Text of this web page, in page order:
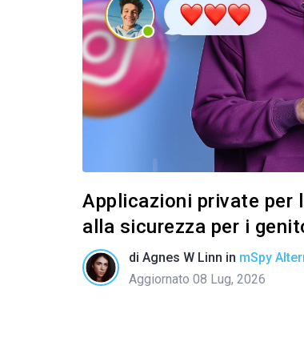
Applicazioni private per
alla sicurezza per i
di Agnes W Linn in mSpy
Aggiornato 08 Lug, 2026